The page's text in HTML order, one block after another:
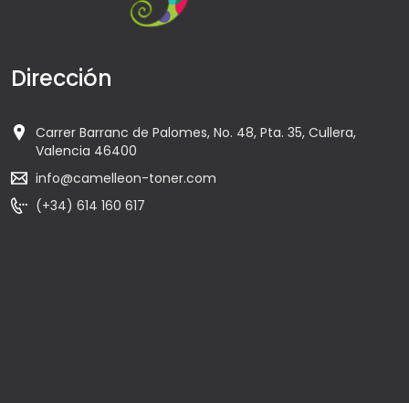
Dirección
Carrer Barranc de Palomes, No. 48, Pta. 35, Cullera,
Valencia 46400
info@camelleon-toner.com
(+34) 614 160 617